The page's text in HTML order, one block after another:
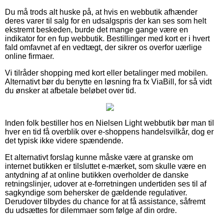
Du må trods alt huske på, at hvis en webbutik afhænder
deres varer til salg for en udsalgspris der kan ses som helt
ekstremt beskeden, burde det mange gange være en
indikator for en fup webbutik. Bestillinger med kort er i hvert
fald omfavnet af en vedtægt, der sikrer os overfor uærlige
online firmaer.
Vi tilråder shopping med kort eller betalinger med mobilen.
Alternativt bør du benytte en løsning fra fx ViaBill, for så vidt
du ønsker at afbetale beløbet over tid.
Inden folk bestiller hos en Nielsen Light webbutik bør man til
hver en tid få overblik over e-shoppens handelsvilkår, dog er
det typisk ikke videre spændende.
Et alternativt forslag kunne måske være at granske om
internet butikken er tilsluttet e-mærket, som skulle være en
antydning af at online butikken overholder de danske
retningslinjer, udover at e-forretningen undertiden ses til af
sagkyndige som behersker de gældende regulativer.
Derudover tilbydes du chance for at få assistance, såfremt
du udsættes for dilemmaer som følge af din ordre.